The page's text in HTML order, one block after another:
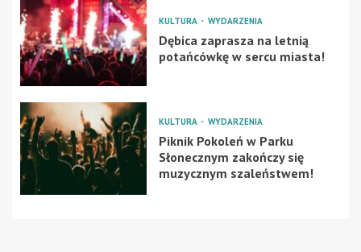
KULTURA WYDARZENIA
Dębica zaprasza na letnią
potańcówkę w sercu miasta!
KULTURA WYDARZENIA
Piknik Pokoleń w Parku
Słonecznym zakończy się
muzycznym szaleństwem!